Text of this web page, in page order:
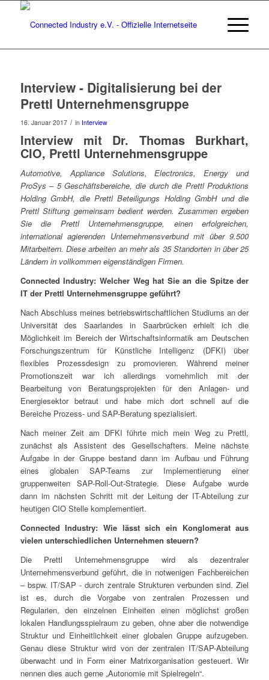
Interview - Digitalisierung bei der
Prettl Unternehmensgruppe
16. Januar 2017 / in Interview
Interview mit Dr. Thomas Burkhart,
CIO, Prettl Unternehmensgruppe
Automotive, Appliance Solutions, Electronics, Energy und
ProSys – 5 Geschäftsbereiche, die durch die Prettl Produktions
Holding GmbH, die Prettl Beteiligungs Holding GmbH und die
Prettl Stiftung gemeinsam bedient werden. Zusammen ergeben
Sie die Prettl Unternehmensgruppe, einen erfolgreichen,
international agierenden Unternehmensverbund mit über 9.500
Mitarbeitern. Diese arbeiten an mehr als 35 Standorten in über 25
Ländern in vollkommen eigenständigen Firmen.
Connected Industry: Welcher Weg hat Sie an die Spitze der
IT der Prettl Unternehmensgruppe geführt?
Nach Abschluss meines betriebswirtschaftlichen Studiums an der
Universität des Saarlandes in Saarbrücken erhielt ich die
Möglichkeit im Bereich der Wirtschaftsinformatik am Deutschen
Forschungszentrum für Künstliche Intelligenz (DFKI) über
flexibles Prozessdesign zu promovieren. Während meiner
Promotionszeit war ich allerdings vornehmlich mit der
Bearbeitung von Beratungsprojekten für den Anlagen- und
Energiesektor betraut und habe mich dort schnell auf die
Bereiche Prozess- und SAP-Beratung spezialisiert.
Nach meiner Zeit am DFKI führte mich mein Weg zu Prettl,
zunächst als Assistent des Gesellschafters. Meine nächste
Aufgabe in der Gruppe bestand dann im Aufbau und Führung
eines globalen SAP-Teams zur Implementierung einer
gruppenweiten SAP-Roll-Out-Strategie. Diese Aufgabe wurde
dann im nächsten Schritt mit der Leitung der IT-Abteilung zur
heutigen CIO Stelle komplementiert.
Connected Industry: Wie lässt sich ein Konglomerat aus
vielen unterschiedlichen Unternehmen steuern?
Die Prettl Unternehmensgruppe wird als dezentraler
Unternehmensverbund geführt, die in notwenigen Fachbereichen
– bspw. IT/SAP - durch zentrale Strukturen verbunden sind. Ziel
ist es, durch die Vorgabe von zentralen Prozessen und
Regularien, den einzelnen Einheiten einen möglichst großen
lokalen Handlungsspielraum zu geben, ohne aber die notwendige
Struktur und Einheitlichkeit einer globalen Gruppe aufzugeben.
Genau diese Struktur wird von der zentralen IT/SAP-Abteilung
überwacht und in Form einer Matrixorganisation gesteuert. Wir
nennen dies auch gerne „Autonomie mit Spielregeln“.